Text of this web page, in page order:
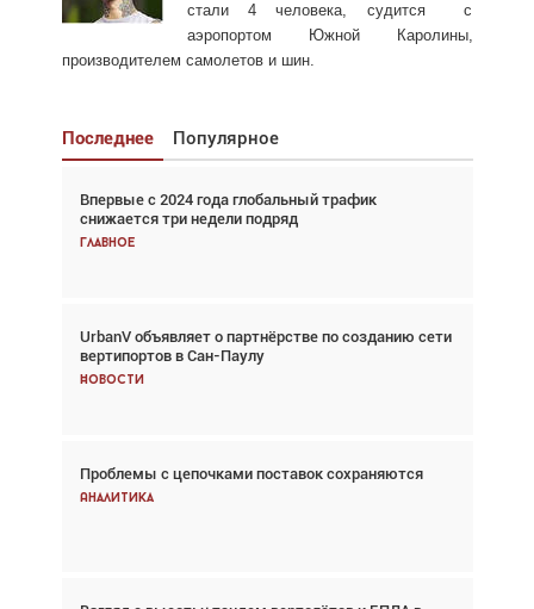
стали 4 человека, судится с
аэропортом Южной Каролины,
производителем самолетов и шин.
Последнее Популярное
Впервые с 2024 года глобальный трафик
снижается три недели подряд
Главное
UrbanV объявляет о партнёрстве по созданию сети
вертипортов в Сан-Паулу
Новости
Проблемы с цепочками поставок сохраняются
Аналитика
Взгляд с высоты: тандем вертолётов и БПЛА в
спасательных операциях
Главное
Авиационный фотограф Дэйв Кох: «Фотография
говорит сама за себя... а ИИ всё портит»
Новости
Впервые с 2024 года глобальный трафик
снижается три недели подряд